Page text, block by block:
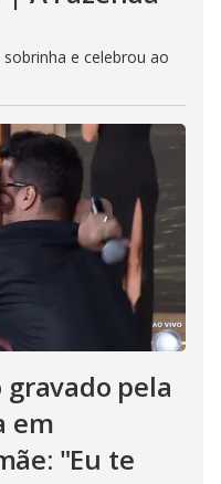
e celebrou ao
gravado pela
em
"Eu te